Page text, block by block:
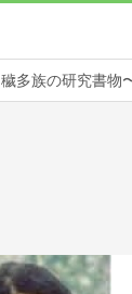
穢多族の研究書物